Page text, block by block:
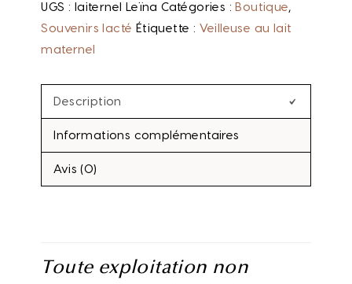
UGS : laiternel Leïna Catégories : Boutique,
Souvenirs lacté Étiquette : Veilleuse au lait
maternel
Description
Informations complémentaires
Avis (0)
Toute exploitation non